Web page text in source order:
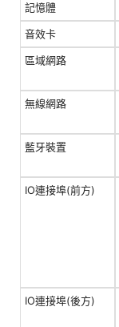
記憶體
音效卡
區域網路
無線網路
藍牙裝置
IO連接埠(前方)
IO連接埠(後方)